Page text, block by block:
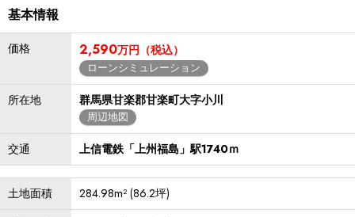
基本情報
価格 2,590万円（税込）
ローンシミュレーション
所在地 群馬県甘楽郡甘楽町大字小川
周辺地図
交通 上信電鉄「上州福島」駅1740ｍ
土地面積
284.98m² (86.2坪)